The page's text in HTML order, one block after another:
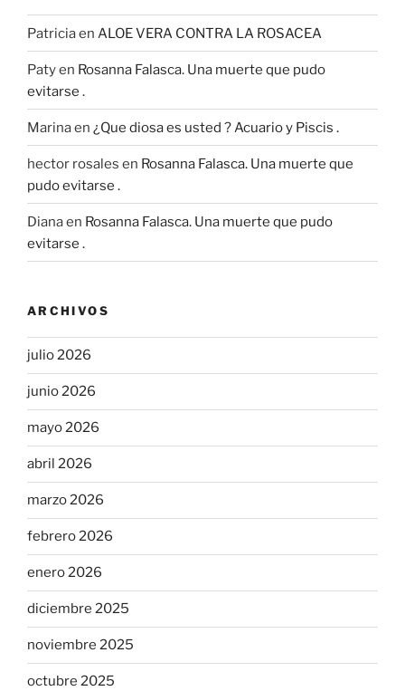
Patriciaen ALOE VERA CONTRA LA ROSACEA
Patyen Rosanna Falasca. Una muerte que pudo
evitarse .
Marinaen ¿Que diosa es usted ? Acuario y Piscis .
hector rosales en Rosanna Falasca. Una muerte que
pudo evitarse .
Dianaen Rosanna Falasca. Una muerte que pudo
evitarse .
ARCHIVOS
julio 2026
junio 2026
mayo 2026
abril 2026
marzo 2026
febrero 2026
enero 2026
diciembre 2025
noviembre 2025
octubre 2025